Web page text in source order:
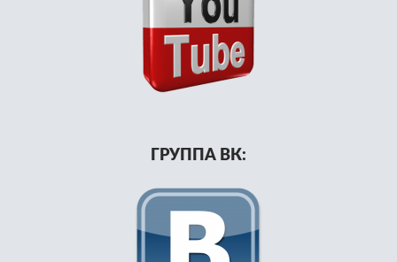
ГРУППА ВК: